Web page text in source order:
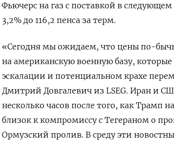
Фьючерс на ‌газ с поставкой в
3,2% до 116,2 пенса за терм.
«Сегодня мы ожидаем, что цены ​по-
на американскую военную базу,
эскалации и потенциальном крахе
Дмитрий Довгалевич из LSEG. Иран и
несколько ‌часов после того, как
близок к компромиссу с Тегераном о
Ормузский пролив. В ​среду эти